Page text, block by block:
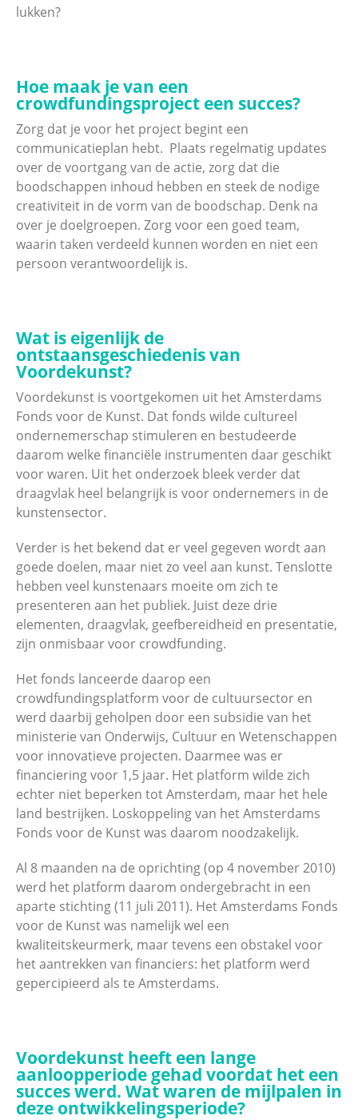
lukken?
Hoe maak je van een
crowdfundingsproject een succes?
­Zorg dat je voor het project begint een
communicatieplan hebt. ­ Plaats regelmatig updates
over de voortgang van de actie, zorg dat die
boodschappen inhoud hebben en steek de nodige
creativiteit in de vorm van de boodschap. Denk na
over je doelgroepen. Zorg voor een goed team,
waarin taken verdeeld kunnen worden en niet een
persoon verantwoordelijk is.
Wat is eigenlijk de
ontstaansgeschiedenis van
Voordekunst?
Voordekunst is voortgekomen uit het Amsterdams
Fonds voor de Kunst. Dat fonds wilde cultureel
ondernemerschap stimuleren en bestudeerde
daarom welke financiële instrumenten daar geschikt
voor waren. Uit het onderzoek bleek verder dat
draagvlak heel belangrijk is voor ondernemers in de
kunstensector.
Verder is het bekend dat er veel gegeven wordt aan
goede doelen, maar niet zo veel aan kunst. Tenslotte
hebben veel kunstenaars moeite om zich te
presenteren aan het publiek. Juist deze drie
elementen, draagvlak, geefbereidheid en presentatie,
zijn onmisbaar voor crowdfunding.
Het fonds lanceerde daarop een
crowdfundingsplatform voor de cultuursector en
werd daarbij geholpen door een subsidie van het
ministerie van Onderwijs, Cultuur en Wetenschappen
voor innovatieve projecten. Daarmee was er
financiering voor 1,5 jaar. Het platform wilde zich
echter niet beperken tot Amsterdam, maar het hele
land bestrijken. Loskoppeling van het Amsterdams
Fonds voor de Kunst was daarom noodzakelijk.
Al 8 maanden na de oprichting (op 4 november 2010)
werd het platform daarom ondergebracht in een
aparte stichting (11 juli 2011). Het Amsterdams Fonds
voor de Kunst was namelijk wel een
kwaliteitskeurmerk, maar tevens een obstakel voor
het aantrekken van financiers: het platform werd
gepercipieerd als te Amsterdams.
Voordekunst heeft een lange
aanloopperiode gehad voordat het een
succes werd. Wat waren de mijlpalen in
deze ontwikkelingsperiode?